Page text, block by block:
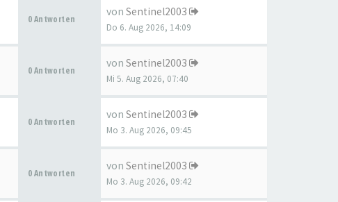
0 Antworten
von Sentinel2003
Do 6. Aug 2026, 14:09
0 Antworten
von Sentinel2003
Mi 5. Aug 2026, 07:40
0 Antworten
von Sentinel2003
Mo 3. Aug 2026, 09:45
0 Antworten
von Sentinel2003
Mo 3. Aug 2026, 09:42